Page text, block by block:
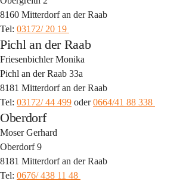
8160 Mitterdorf an der Raab
Tel: 03172/ 20 19
Pichl an der Raab
Friesenbichler Monika
Pichl an der Raab 33a
8181 Mitterdorf an der Raab
Tel: 03172/ 44 499 oder 0664/41 88 338
Oberdorf
Moser Gerhard
Oberdorf 9
8181 Mitterdorf an der Raab
Tel: 0676/ 438 11 48